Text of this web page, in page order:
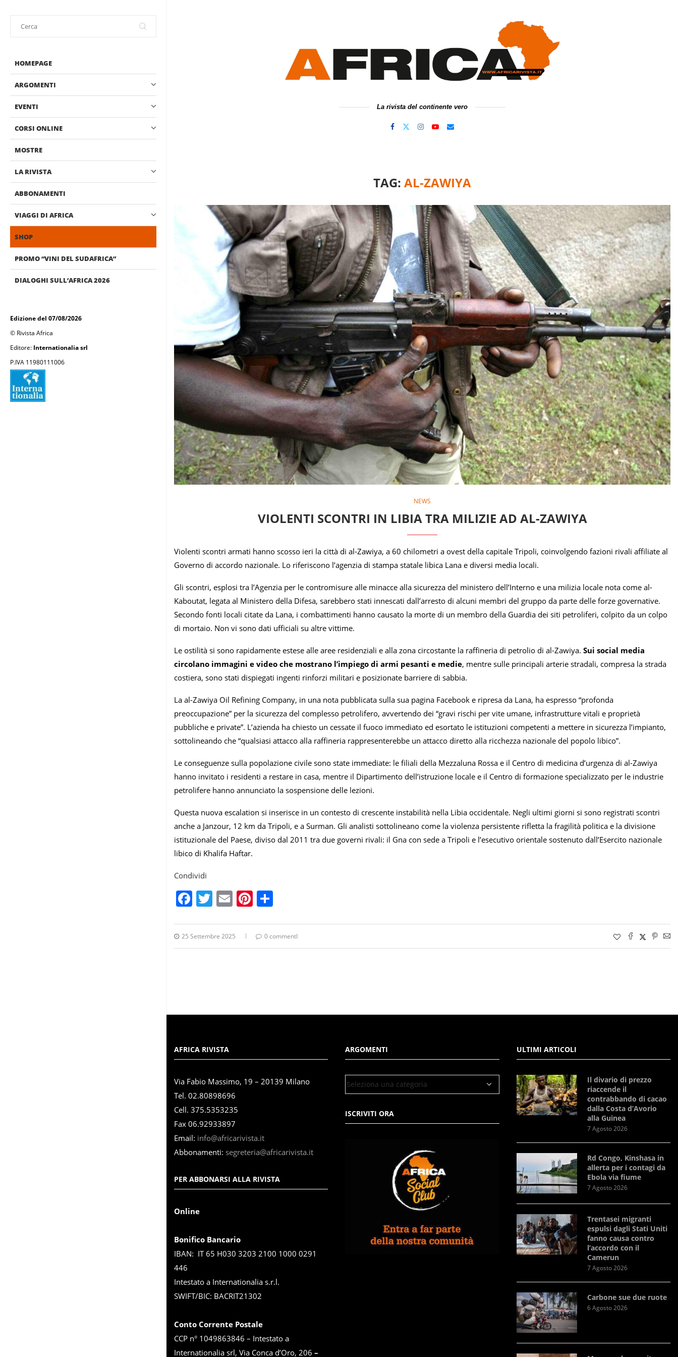
HOMEPAGE
ARGOMENTI
EVENTI
CORSI ONLINE
MOSTRE
LA RIVISTA
ABBONAMENTI
VIAGGI DI AFRICA
SHOP
PROMO “VINI DEL SUDAFRICA”
DIALOGHI SULL’AFRICA 2026
Edizione del 07/08/2026
© Rivista Africa
Editore: Internationalia srl
P.IVA 11980111006
La rivista del continente vero
TAG: AL-ZAWIYA
NEWS
VIOLENTI SCONTRI IN LIBIA TRA MILIZIE AD AL-ZAWIYA
Violenti scontri armati hanno scosso ieri la città di al-Zawiya, a 60 chilometri a ovest della capitale Tripoli, coinvolgendo fazioni rivali affiliate al
Governo di accordo nazionale. Lo riferiscono l’agenzia di stampa statale libica Lana e diversi media locali.
Gli scontri, esplosi tra l’Agenzia per le contromisure alle minacce alla sicurezza del ministero dell’Interno e una milizia locale nota come al-
Kaboutat, legata al Ministero della Difesa, sarebbero stati innescati dall’arresto di alcuni membri del gruppo da parte delle forze governative.
Secondo fonti locali citate da Lana, i combattimenti hanno causato la morte di un membro della Guardia dei siti petroliferi, colpito da un colpo
di mortaio. Non vi sono dati ufficiali su altre vittime.
Le ostilità si sono rapidamente estese alle aree residenziali e alla zona circostante la raffineria di petrolio di al-Zawiya. Sui social media
circolano immagini e video che mostrano l’impiego di armi pesanti e medie, mentre sulle principali arterie stradali, compresa la strada
costiera, sono stati dispiegati ingenti rinforzi militari e posizionate barriere di sabbia.
La al-Zawiya Oil Refining Company, in una nota pubblicata sulla sua pagina Facebook e ripresa da Lana, ha espresso “profonda
preoccupazione” per la sicurezza del complesso petrolifero, avvertendo dei “gravi rischi per vite umane, infrastrutture vitali e proprietà
pubbliche e private”. L’azienda ha chiesto un cessate il fuoco immediato ed esortato le istituzioni competenti a mettere in sicurezza l’impianto,
sottolineando che “qualsiasi attacco alla raffineria rappresenterebbe un attacco diretto alla ricchezza nazionale del popolo libico”.
Le conseguenze sulla popolazione civile sono state immediate: le filiali della Mezzaluna Rossa e il Centro di medicina d’urgenza di al-Zawiya
hanno invitato i residenti a restare in casa, mentre il Dipartimento dell’istruzione locale e il Centro di formazione specializzato per le industrie
petrolifere hanno annunciato la sospensione delle lezioni.
Questa nuova escalation si inserisce in un contesto di crescente instabilità nella Libia occidentale. Negli ultimi giorni si sono registrati scontri
anche a Janzour, 12 km da Tripoli, e a Surman. Gli analisti sottolineano come la violenza persistente rifletta la fragilità politica e la divisione
istituzionale del Paese, diviso dal 2011 tra due governi rivali: il Gna con sede a Tripoli e l’esecutivo orientale sostenuto dall’Esercito nazionale
libico di Khalifa Haftar.
Condividi
Facebook
Twitter
EmailPinterest
25 Settembre 2025 0 commentI
AFRICA RIVISTA
Via Fabio Massimo, 19 – 20139 Milano
Tel. 02.80898696
Cell. 375.5353235
Fax 06.92933897
Email: info@africarivista.it
Abbonamenti: segreteria@africarivista.it
PER ABBONARSI ALLA RIVISTA
Online
Bonifico Bancario
IBAN: IT 65 H030 3203 2100 1000 0291
446
Intestato a Internationalia s.r.l.
SWIFT/BIC: BACRIT21302
Conto Corrente Postale
CCP n° 1049863846 – Intestato a
Internationalia srl, Via Conca d’Oro, 206 –
ARGOMENTI
ISCRIVITI ORA
ULTIMI ARTICOLI
Il divario di prezzo
riaccende il
contrabbando di cacao
dalla Costa d’Avorio
alla Guinea
7 Agosto 2026
Rd Congo, Kinshasa in
allerta per i contagi da
Ebola via fiume
7 Agosto 2026
Trentasei migranti
espulsi dagli Stati Uniti
fanno causa contro
l’accordo con il
Camerun
7 Agosto 2026
Carbone sue due ruote
6 Agosto 2026